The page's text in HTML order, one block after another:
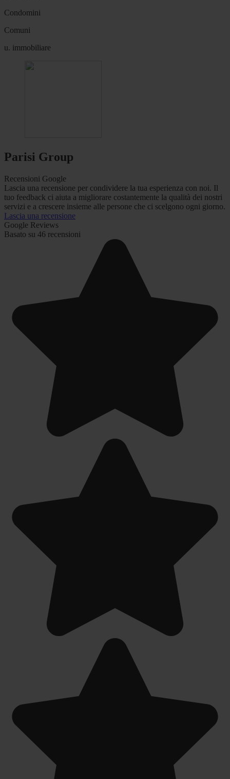
Condomini
Comuni
u. immobiliare
Parisi Group
Recensioni Google
Lascia una recensione per condividere la tua esperienza con noi. Il
tuo feedback ci aiuta a migliorare costantemente la qualità dei nostri
servizi e a crescere insieme alle persone che ci scelgono ogni giorno.
Lascia una recensione
Google Reviews
Basato su 46 recensioni